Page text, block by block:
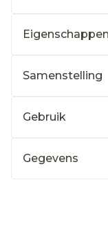
Eigenschappen
Samenstelling
Gebruik
Gegevens